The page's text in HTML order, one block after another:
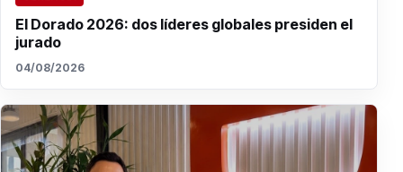
El Dorado 2026: dos líderes globales presiden el
jurado
04/08/2026